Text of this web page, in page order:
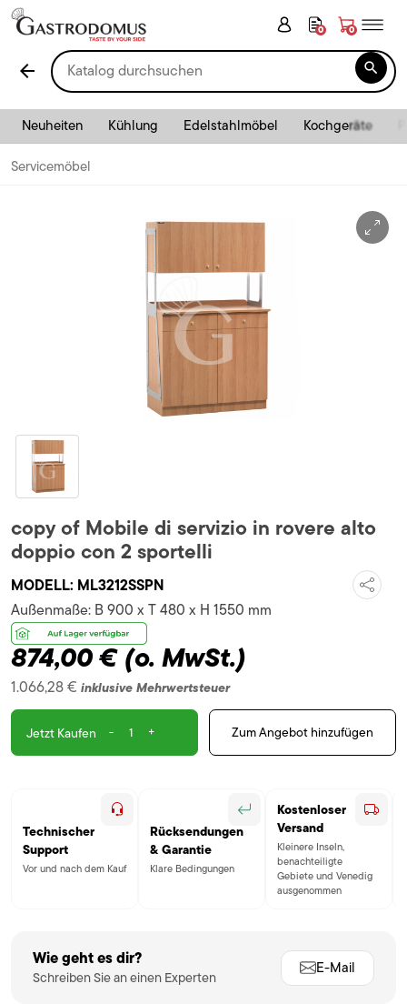
0 0
arrow_back 
Neuheiten Kühlung Edelstahlmöbel Kochgeräte
Servicemöbel
copy of Mobile di servizio in rovere alto
doppio con 2 sportelli
MODELL: ML3212SSPN
Außenmaße: B 900 x T 480 x H 1550 mm
874,00 €(o. MwSt.)
1.066,28 € inklusive Mehrwertsteuer
Jetzt Kaufen - + Zum Angebot hinzufügen
Technischer
Support
Vor und nach dem Kauf
Rücksendungen
& Garantie
Klare Bedingungen
Kostenloser
Versand
Kleinere Inseln,
benachteiligte
Gebiete und Venedig
ausgenommen
Wie geht es dir?
Schreiben Sie an einen Experten
E-Mail